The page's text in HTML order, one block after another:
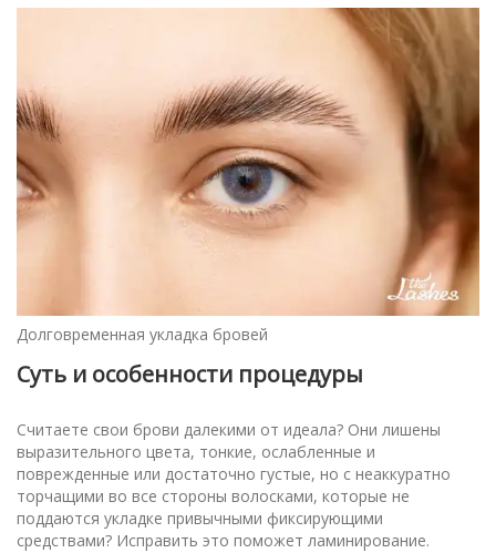
Долговременная укладка бровей
Суть и особенности процедуры
Считаете свои брови далекими от идеала? Они лишены
выразительного цвета, тонкие, ослабленные и
поврежденные или достаточно густые, но с неаккуратно
торчащими во все стороны волосками, которые не
поддаются укладке привычными фиксирующими
средствами? Исправить это поможет ламинирование.